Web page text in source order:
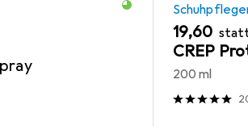
EUR
19,60
CREP
200 ml